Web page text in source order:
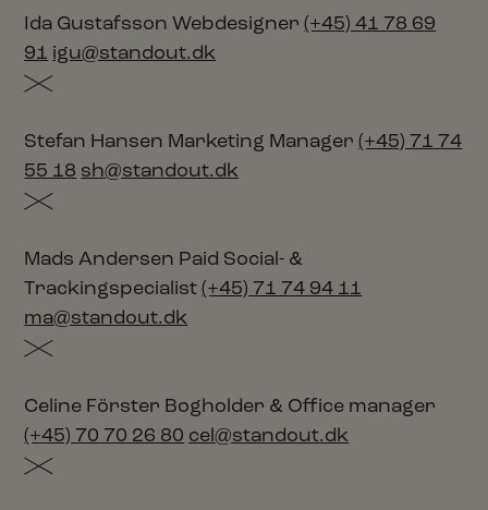
Ida Gustafsson Webdesigner (+45) 41 78 69
91 igu@standout.dk
Stefan Hansen Marketing Manager (+45) 71 74
55 18 sh@standout.dk
Mads Andersen Paid Social- &
Trackingspecialist(+45) 71 74 94 11
ma@standout.dk
Celine Förster Bogholder & Office manager
(+45) 70 70 26 80 cel@standout.dk